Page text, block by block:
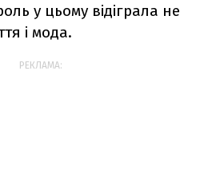
у цьому відіграла не
і мода.
РЕКЛАМА: